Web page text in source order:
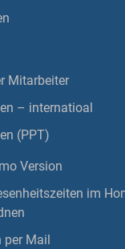
Mitarbeiter
– internatioal
(PPT)
Version
im
per Mail